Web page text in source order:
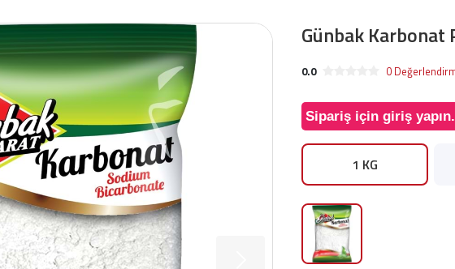
Günbak Karbonat
0.0 0
Sipariş için giriş yapın.
1 KG